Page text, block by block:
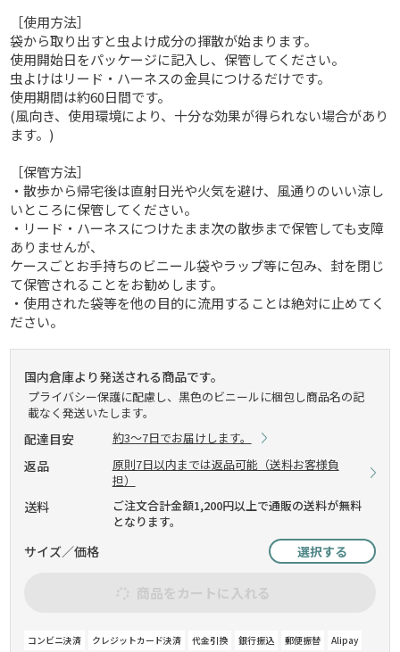
［使用方法］
袋から取り出すと虫よけ成分の揮散が始まります。
使用開始日をパッケージに記入し、保管してください。
虫よけはリード・ハーネスの金具につけるだけです。
使用期間は約60日間です。
(風向き、使用環境により、十分な効果が得られない場合があり
ます。)
［保管方法］
・散歩から帰宅後は直射日光や火気を避け、風通りのいい涼し
いところに保管してください。
・リード・ハーネスにつけたまま次の散歩まで保管しても支障
ありませんが、
ケースごとお手持ちのビニール袋やラップ等に包み、封を閉じ
て保管されることをお勧めします。
・使用された袋等を他の目的に流用することは絶対に止めてく
ださい。
国内倉庫より発送される商品です。
プライバシー保護に配慮し、黒色のビニールに梱包し商品名の記
載なく発送いたします。
配達目安 約3～7日でお届けします。
返品
原則7日以内までは返品可能（送料お客様負
担）
送料
ご注文合計金額1,200円以上で通販の送料が無料
となります。
サイズ／価格 選択する
商品をカートに入れる
コンビニ決済 クレジットカード決済 代金引換 銀行振込 郵便振替
Alipay